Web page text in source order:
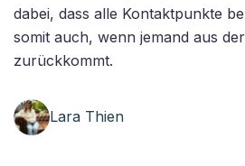
dabei, dass alle Kontaktpunkte
somit auch, wenn jemand aus
zurückkommt.
Lara Thien